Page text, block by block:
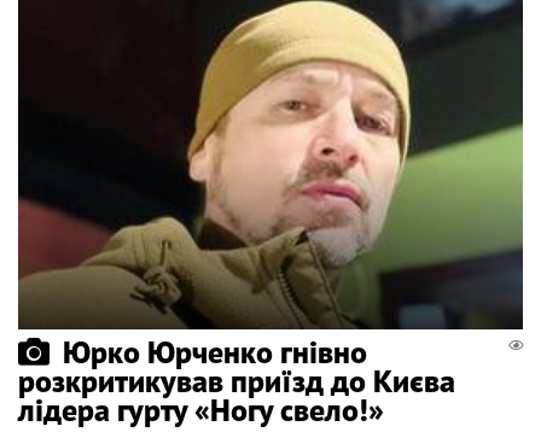
Юрко Юрченко гнівно
розкритикував приїзд до Києва
лідера гурту «Ногу свело!»